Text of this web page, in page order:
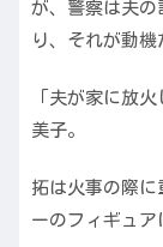
が、警察は夫の
り、それが動機
「夫が家に放
美子。
拓は火事の際に
ーのフィギュア